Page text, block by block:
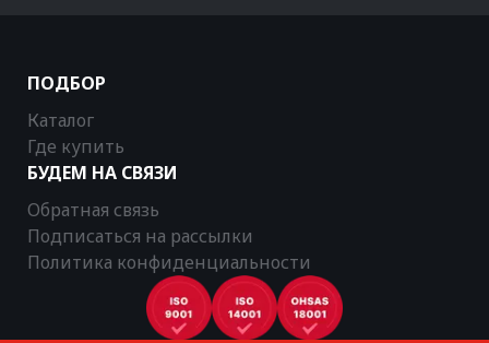
ПОДБОР
Каталог
Где купить
БУДЕМ НА СВЯЗИ
Обратная связь
Подписаться на рассылки
Политика конфиденциальности